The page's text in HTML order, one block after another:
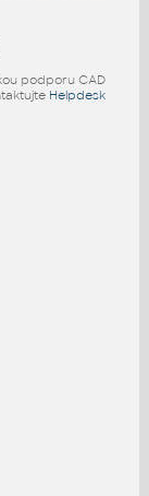
podporu CAD
Helpdesk